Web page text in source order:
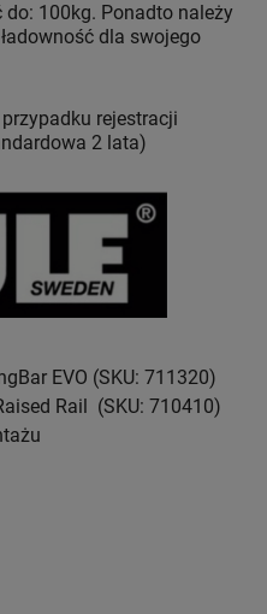
100kg. Ponadto należy
dla swojego
rejestracji
2 lata)
EVO (SKU: 711320)
Rail (SKU: 710410)